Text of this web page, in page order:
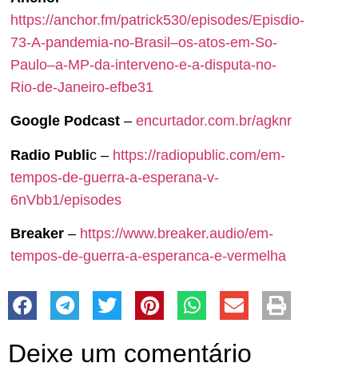
https://anchor.fm/patrick530/episodes/Episdio-
73-A-pandemia-no-Brasil–os-atos-em-So-
Paulo–a-MP-da-interveno-e-a-disputa-no-
Rio-de-Janeiro-efbe31
Google Podcast – encurtador.com.br/agknr
Radio Public – https://radiopublic.com/em-
tempos-de-guerra-a-esperana-v-
6nVbb1/episodes
Breaker – https://www.breaker.audio/em-
tempos-de-guerra-a-esperanca-e-vermelha
Deixe um comentário